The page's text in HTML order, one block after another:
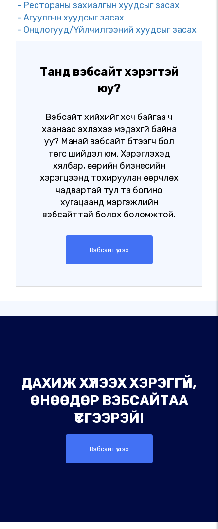
- Рестораны захиалгын хуудсыг засах
- Агуулгын хуудсыг засах
- Онцлогууд/Үйлчилгээний хуудсыг засах
Танд вэбсайт хэрэгтэй
юу?
Вэбсайт хийхийг хүсч байгаа ч
хаанаас эхлэхээ мэдэхгүй байна
уу? Манай вэбсайт бүтээгч бол
төгс шийдэл юм. Хэрэглэхэд
хялбар, өөрийн бизнесийн
хэрэгцээнд тохируулан өөрчлөх
чадвартай тул та богино
хугацаанд мэргэжлийн
вэбсайттай болох боломжтой.
Вэбсайт үүсгэх
ДАХИЖ ХҮЛЭЭХ ХЭРЭГГҮЙ,
ӨНӨӨДӨР ВЭБСАЙТАА
ҮҮСГЭЭРЭЙ!
Вэбсайт үүсгэх